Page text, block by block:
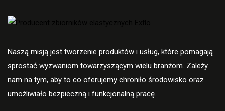
Naszą misją jest tworzenie produktów i usług, które pomagają
sprostać wyzwaniom towarzyszącym wielu branżom. Zależy
nam na tym, aby to co oferujemy chroniło środowisko oraz
umożliwiało bezpieczną i funkcjonalną pracę.